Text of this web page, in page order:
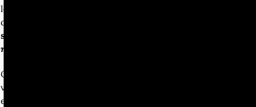
les
sont mieux ou pires que les
de pensée différente. Ce qu’il faut retenir de tout ça, c’est
sont celles qui associent les spécialistes aux
multipotentialités
Quoi qu’il en soit, si vous vous sentez dans cette situation, si
vous bridez ou qu’au contraire en ne vous bridant pas vous
et à trouver votre place dans la société… cessez de vous